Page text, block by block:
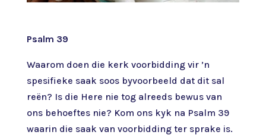
Psalm 39
Waarom doen die kerk voorbidding vir ’n
spesifieke saak soos byvoorbeeld dat dit sal
reën? Is die Here nie tog alreeds bewus van
ons behoeftes nie? Kom ons kyk na Psalm 39
waarin die saak van voorbidding ter sprake is.